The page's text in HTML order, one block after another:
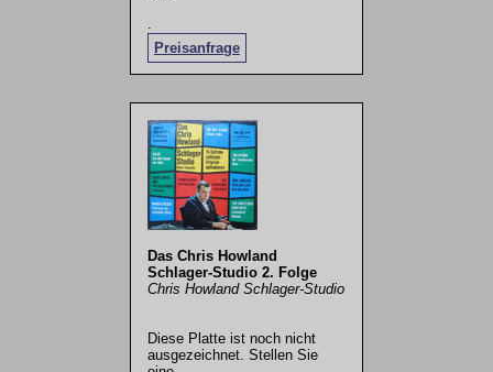
Preisanfrage
Das Chris Howland
Schlager-Studio 2. Folge
Chris Howland Schlager-Studio
Diese Platte ist noch nicht
ausgezeichnet. Stellen Sie